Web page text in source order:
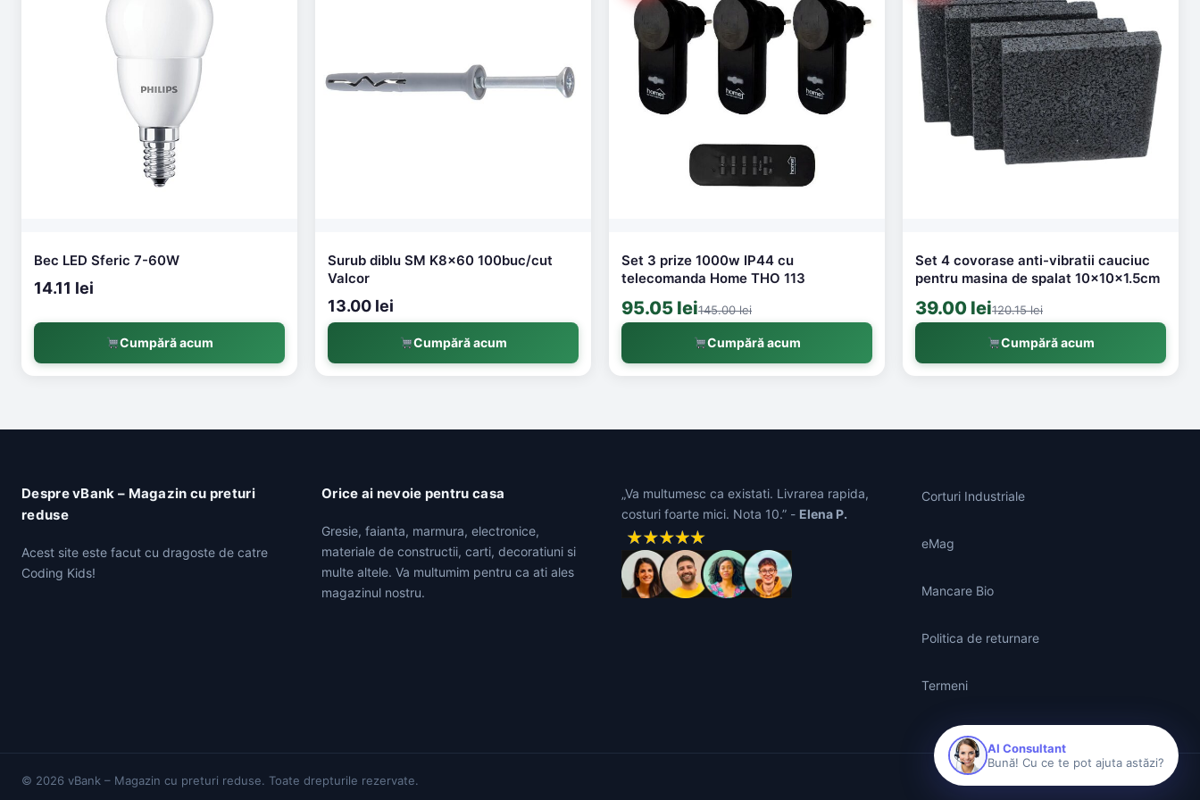
Bec LED Sferic 7-60W
14.11 lei
Cumpără acum
Surub diblu SM K8x60 100buc/cut
Valcor
13.00 lei
Cumpără acum
Set 3 prize 1000w IP44 cu
telecomanda Home THO 113
95.05 lei145.00 lei
Cumpără acum
Set 4 covorase anti-vibratii cauciuc
pentru masina de spalat 10x10x1.5cm
39.00 lei120.15 lei
Cumpără acum
Despre vBank – Magazin cu preturi
reduse
Acest site este facut cu dragoste de catre
Coding Kids!
Orice ai nevoie pentru casa
Gresie, faianta, marmura, electronice,
materiale de constructii, carti, decoratiuni si
multe altele. Va multumim pentru ca ati ales
magazinul nostru.
„Va multumesc ca existati. Livrarea rapida,
costuri foarte mici. Nota 10.” - Elena P.
Corturi Industriale
eMag
Mancare Bio
Politica de returnare
Termeni
© 2026 vBank – Magazin cu preturi reduse. Toate drepturile rezervate.
AI Consultant
Bună! Cu ce te pot ajuta astăzi?